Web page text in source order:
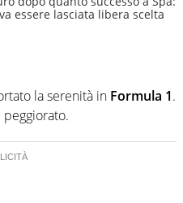
essere lasciata libera scelta
la serenità in Formula 1.